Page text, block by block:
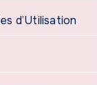
d’Utilisation